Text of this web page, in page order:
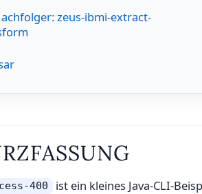
zeus-ibmi-extract-
400
ist ein kleines Java-CLI-